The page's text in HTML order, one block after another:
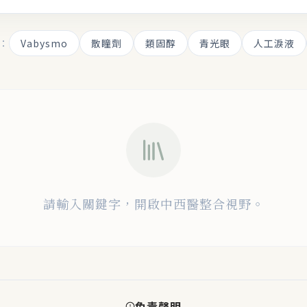
Vabysmo 散瞳劑 類固醇 青光眼 人工淚液
請輸入關鍵字，開啟中西醫整合視野。